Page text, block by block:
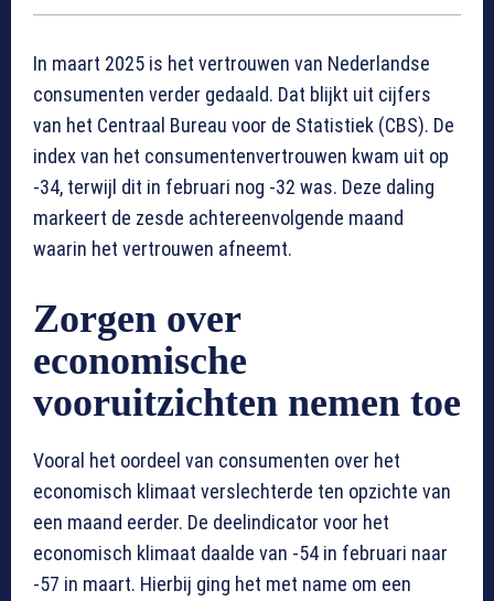
In maart 2025 is het vertrouwen van Nederlandse
consumenten verder gedaald. Dat blijkt uit cijfers
van het Centraal Bureau voor de Statistiek (CBS). De
index van het consumentenvertrouwen kwam uit op
-34, terwijl dit in februari nog -32 was. Deze daling
markeert de zesde achtereenvolgende maand
waarin het vertrouwen afneemt.
Zorgen over
economische
vooruitzichten nemen toe
Vooral het oordeel van consumenten over het
economisch klimaat verslechterde ten opzichte van
een maand eerder. De deelindicator voor het
economisch klimaat daalde van -54 in februari naar
-57 in maart. Hierbij ging het met name om een